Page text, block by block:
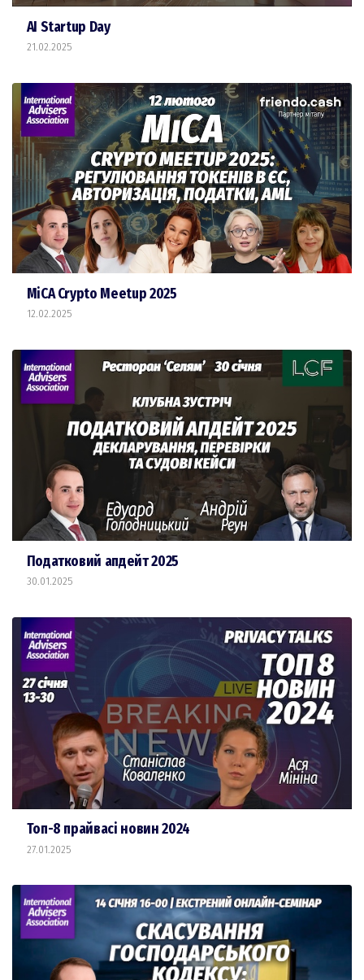
AI Startup Day
21.02.2025
MiCA Crypto Meetup 2025
12.02.2025
Податковий апдейт 2025
30.01.2025
Топ-8 прайвасі новин 2024
27.01.2025